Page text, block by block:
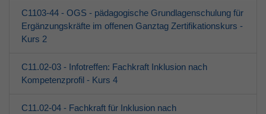
C1103-44 - OGS - pädagogische Grundlagenschulung für
Ergänzungskräfte im offenen Ganztag Zertifikationskurs -
Kurs 2
C11.02-03 - Infotreffen: Fachkraft Inklusion nach
Kompetenzprofil - Kurs 4
C11.02-04 - Fachkraft für Inklusion nach